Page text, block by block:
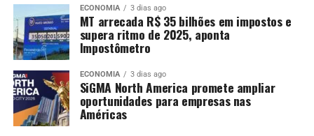
O MST critica que “mesmo após diversas denúncias
feitas aos órgãos estaduais e federais”, não houve uma
resposta efetiva para garantir a segurança e a
permanência dessas famílias no território.
Localizado em Tremembé (SP), no Vale do Paraíba, a
cerca de 140 quilômetros da capital paulista, o
assentamento foi atacado por 10 homens, segundo MST.
ECONOMIA 3 dias ago
MT arrecada R$ 35 bilhões em impostos e
supera ritmo de 2025, aponta
Impostômetro
ECONOMIA 3 dias ago
SiGMA North America promete ampliar
oportunidades para empresas nas
Américas